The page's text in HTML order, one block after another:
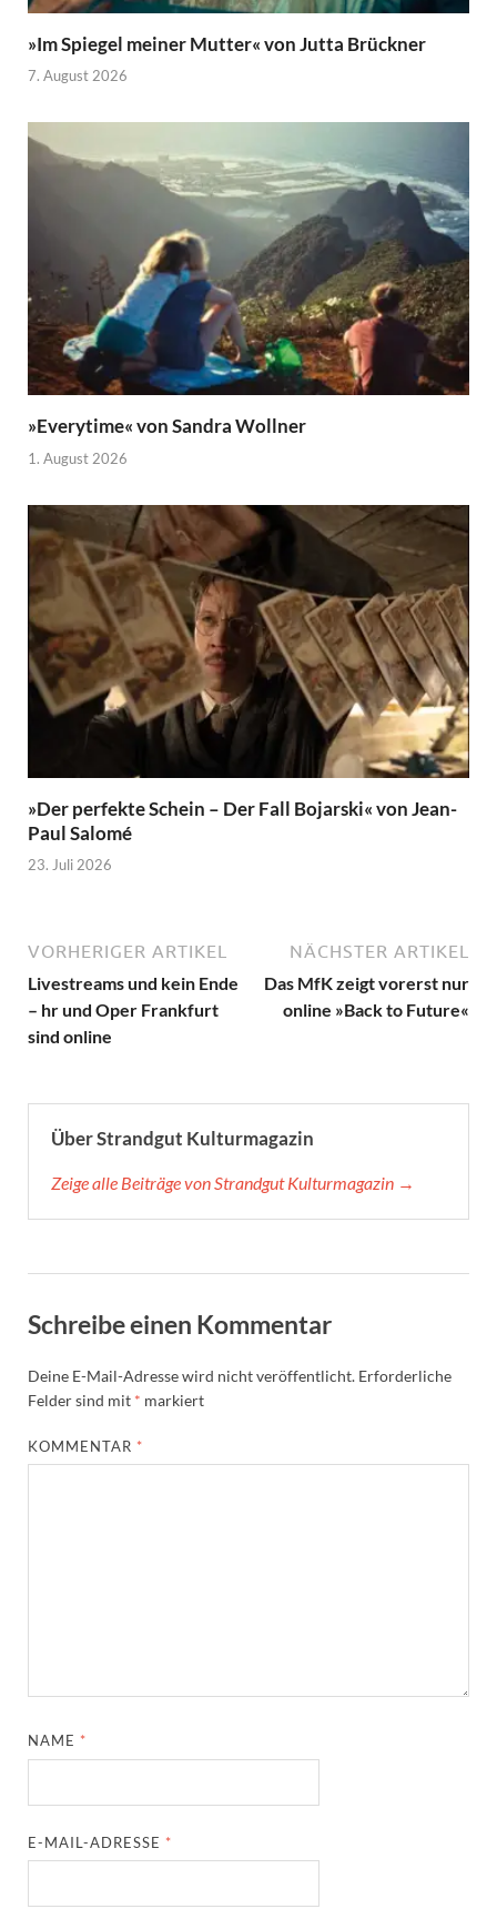
»Im Spiegel meiner Mutter« von Jutta Brückner
7. August 2026
»Everytime« von Sandra Wollner
1. August 2026
»Der perfekte Schein – Der Fall Bojarski« von Jean-
Paul Salomé
23. Juli 2026
VORHERIGER ARTIKEL
Livestreams und kein Ende
– hr und Oper Frankfurt
sind online
NÄCHSTER ARTIKEL
Das MfK zeigt vorerst nur
online »Back to Future«
Über Strandgut Kulturmagazin
Zeige alle Beiträge von Strandgut Kulturmagazin →
Schreibe einen Kommentar
Deine E-Mail-Adresse wird nicht veröffentlicht. Erforderliche
Felder sind mit * markiert
KOMMENTAR *
NAME *
E-MAIL-ADRESSE *